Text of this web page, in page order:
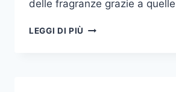
delle fragranze grazie a
LEGGI DI PIÙ